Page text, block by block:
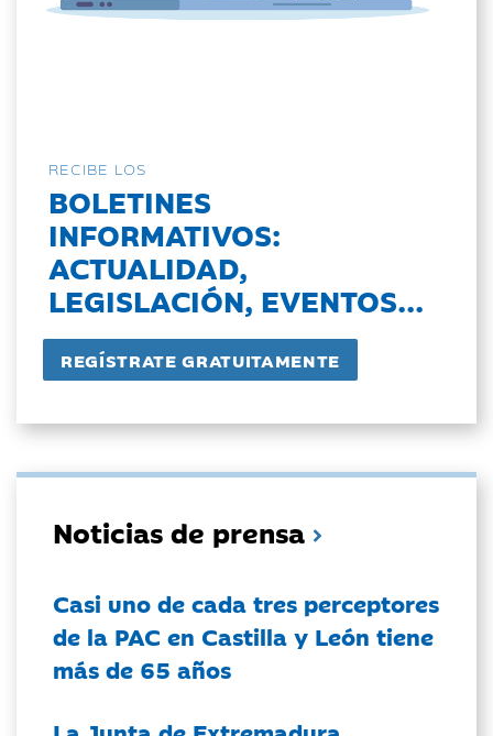
RECIBE LOS
BOLETINES
INFORMATIVOS:
ACTUALIDAD,
LEGISLACIÓN, EVENTOS...
Noticias de prensa
Casi uno de cada tres perceptores
de la PAC en Castilla y León tiene
más de 65 años